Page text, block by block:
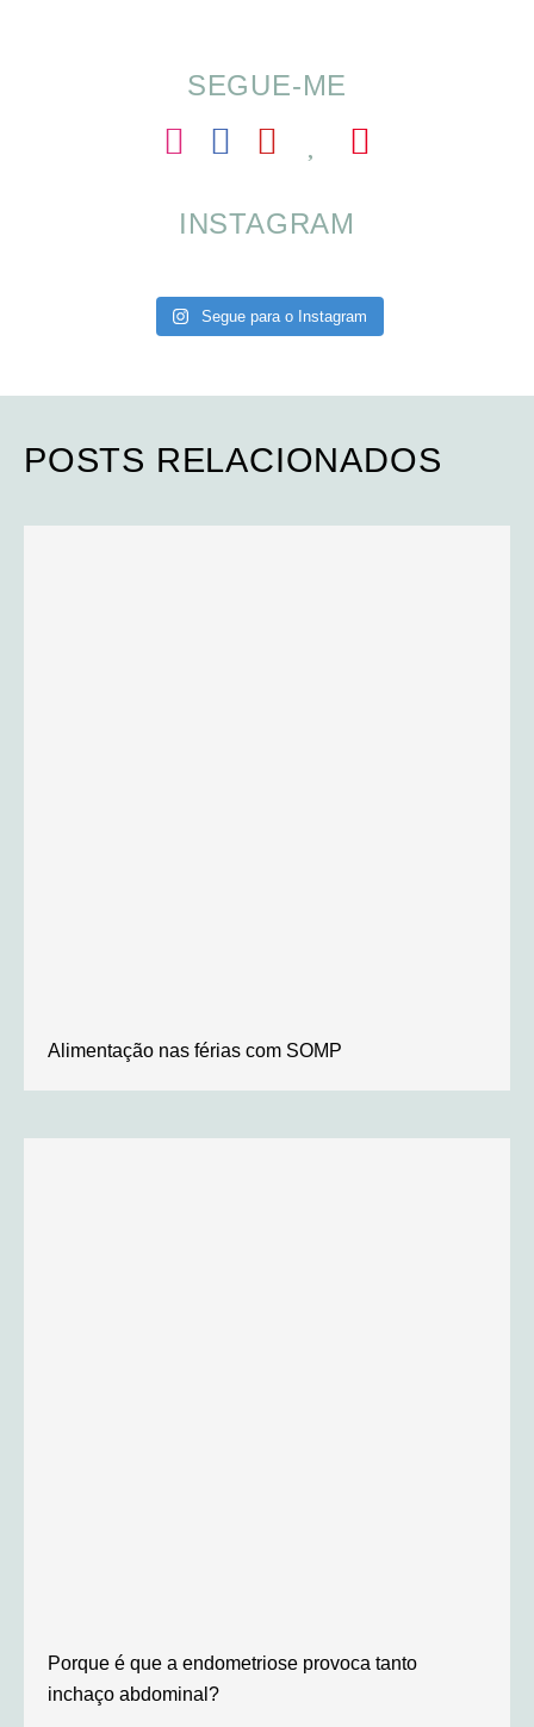
SEGUE-ME
INSTAGRAM
Segue para o Instagram
POSTS RELACIONADOS
Alimentação nas férias com SOMP
Porque é que a endometriose provoca tanto
inchaço abdominal?